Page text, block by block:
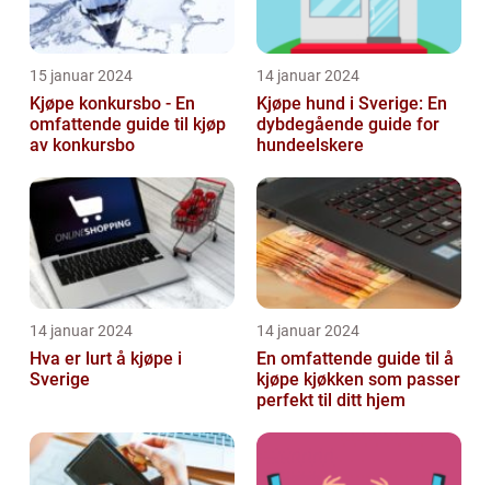
15 januar 2024
Kjøpe konkursbo - En
omfattende guide til kjøp
av konkursbo
14 januar 2024
Kjøpe hund i Sverige: En
dybdegående guide for
hundeelskere
14 januar 2024
Hva er lurt å kjøpe i
Sverige
14 januar 2024
En omfattende guide til å
kjøpe kjøkken som passer
perfekt til ditt hjem